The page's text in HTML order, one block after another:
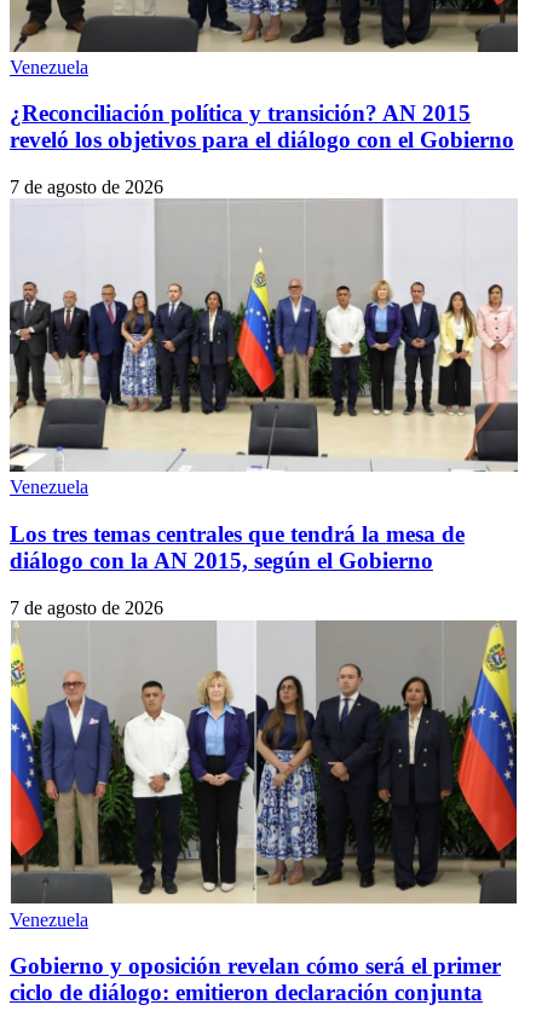
Venezuela
¿Reconciliación política y transición? AN 2015
reveló los objetivos para el diálogo con el Gobierno
7 de agosto de 2026
Venezuela
Los tres temas centrales que tendrá la mesa de
diálogo con la AN 2015, según el Gobierno
7 de agosto de 2026
Venezuela
Gobierno y oposición revelan cómo será el primer
ciclo de diálogo: emitieron declaración conjunta